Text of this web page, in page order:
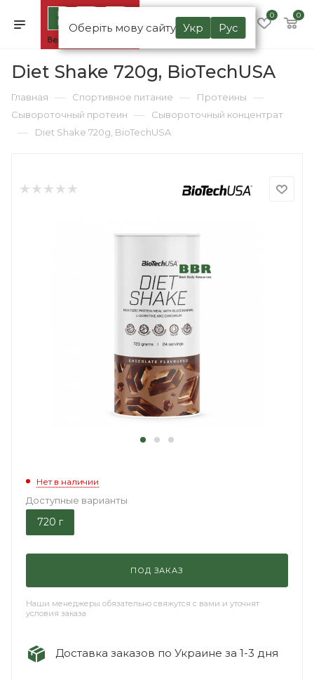
Оберіть мову сайту Укр Рус
0 0
Diet Shake 720g, BioTechUSA
Главная — Спортивное питание — Протеины —
Сывороточный протеин — Сывороточный концентрат
— Diet Shake 720g, BioTechUSA
Нет в наличии
Доступные варианты
720 г
ПОД ЗАКАЗ
Наши менеджеры обязательно свяжутся с вами и уточнят
условия заказа
Доставка заказов по Украине за 1-3 дня